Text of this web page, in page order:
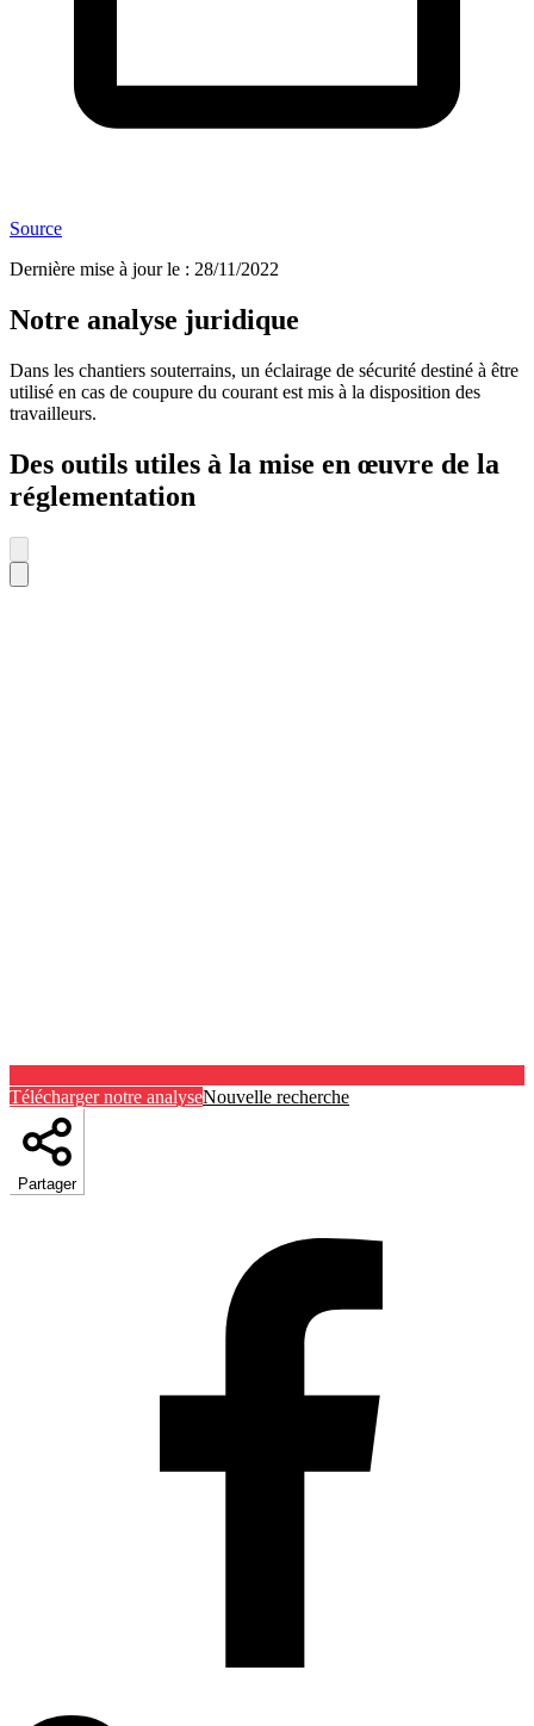
Source
Dernière mise à jour le : 28/11/2022
Notre analyse juridique
Dans les chantiers souterrains, un éclairage de sécurité destiné à être
utilisé en cas de coupure du courant est mis à la disposition des
travailleurs.
Des outils utiles à la mise en œuvre de la
réglementation
Télécharger notre analyseNouvelle recherche
Partager